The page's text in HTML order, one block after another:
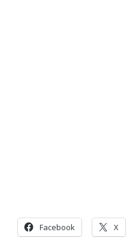
Facebook X